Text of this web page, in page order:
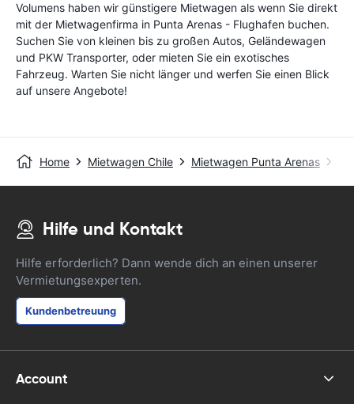
Volumens haben wir günstigere Mietwagen als wenn Sie direkt
mit der Mietwagenfirma in Punta Arenas - Flughafen buchen.
Suchen Sie von kleinen bis zu großen Autos, Geländewagen
und PKW Transporter, oder mieten Sie ein exotisches
Fahrzeug. Warten Sie nicht länger und werfen Sie einen Blick
auf unsere Angebote!
Home Mietwagen Chile Mietwagen Punta Arenas
Hilfe und Kontakt
Hilfe erforderlich? Dann wende dich an einen unserer
Vermietungsexperten.
Kundenbetreuung
Account